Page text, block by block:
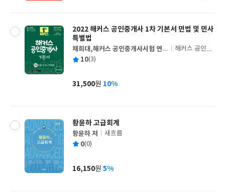
2022 해커스 공인중개사 1차 기본서 민법 및 민사
특별법
글
쓴
채희대,해커스 공인중개사시험 연구
소 편저
출
사
해커스 공인중
평 10(3)
가
31,500원 10%
황윤하 고급회계
글
쓴
황윤하 저
출
사
새흐름
평 0(0)
가
16,150원 5%